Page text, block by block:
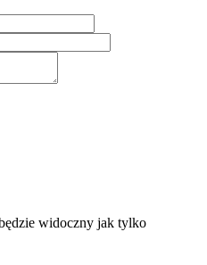
widoczny jak tylko